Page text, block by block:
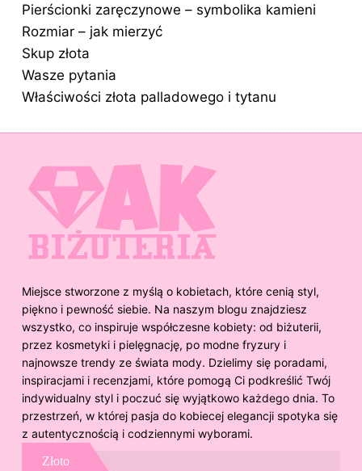
Pierścionki zaręczynowe – symbolika kamieni
Rozmiar – jak mierzyć
Skup złota
Wasze pytania
Właściwości złota palladowego i tytanu
Miejsce stworzone z myślą o kobietach, które cenią styl,
piękno i pewność siebie. Na naszym blogu znajdziesz
wszystko, co inspiruje współczesne kobiety: od biżuterii,
przez kosmetyki i pielęgnację, po modne fryzury i
najnowsze trendy ze świata mody. Dzielimy się poradami,
inspiracjami i recenzjami, które pomogą Ci podkreślić Twój
indywidualny styl i poczuć się wyjątkowo każdego dnia. To
przestrzeń, w której pasja do kobiecej elegancji spotyka się
z autentycznością i codziennymi wyborami.
Złoto